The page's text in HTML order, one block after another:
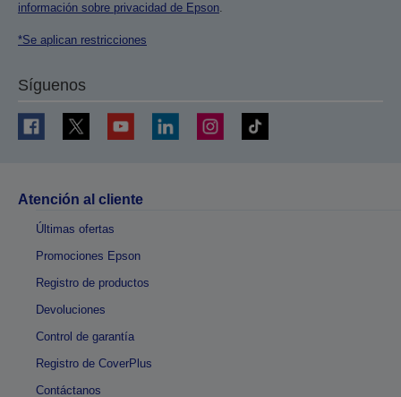
información sobre privacidad de Epson.
*Se aplican restricciones
Síguenos
Atención al cliente
Últimas ofertas
Promociones Epson
Registro de productos
Devoluciones
Control de garantía
Registro de CoverPlus
Contáctanos